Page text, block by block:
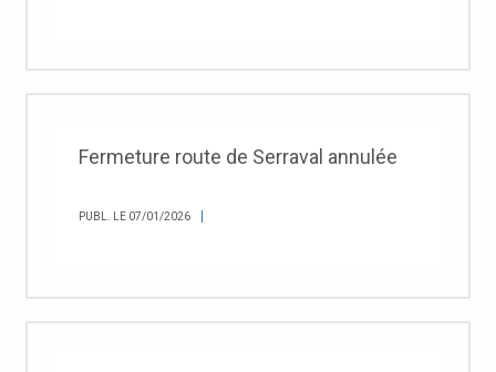
Fermeture route de Serraval annulée
PUBL. LE 07/01/2026